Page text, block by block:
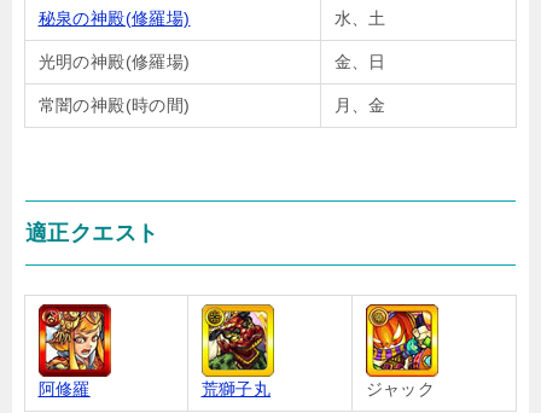
秘泉の神殿(修羅場) 水、土
光明の神殿(修羅場) 金、日
常闇の神殿(時の間) 月、金
適正クエスト
阿修羅 荒獅子丸 ジャック